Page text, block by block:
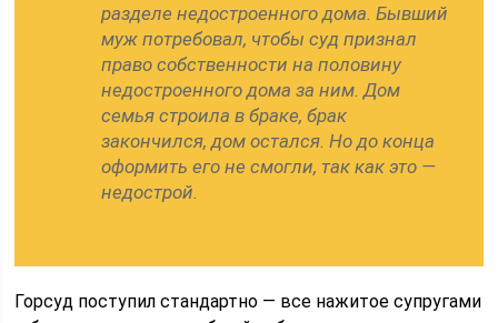
разделе недостроенного дома. Бывший
муж потребовал, чтобы суд признал
право собственности на половину
недостроенного дома за ним. Дом
семья строила в браке, брак
закончился, дом остался. Но до конца
оформить его не смогли, так как это —
недострой.
Горсуд поступил стандартно — все нажитое супругами